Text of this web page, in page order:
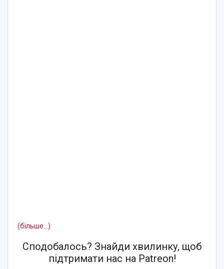
(більше…)
Сподобалось? Знайди хвилинку, щоб
підтримати нас на Patreon!